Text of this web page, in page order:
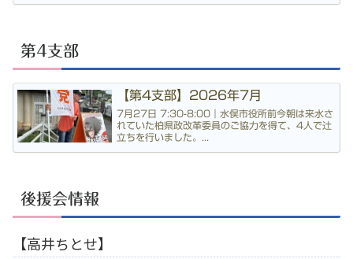
第4支部
【第4支部】2026年7月
7月27日 7:30-8:00｜水俣市役所前今朝は来水さ
れていた柏県政改革委員のご協力を得て、4人で辻
立ちを行いました。...
後援会情報
【高井ちとせ】